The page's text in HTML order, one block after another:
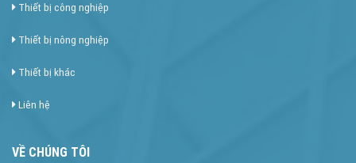
Thiết bị công nghiệp
Thiết bị nông nghiệp
Thiết bị khác
Liên hệ
VỀ CHÚNG TÔI